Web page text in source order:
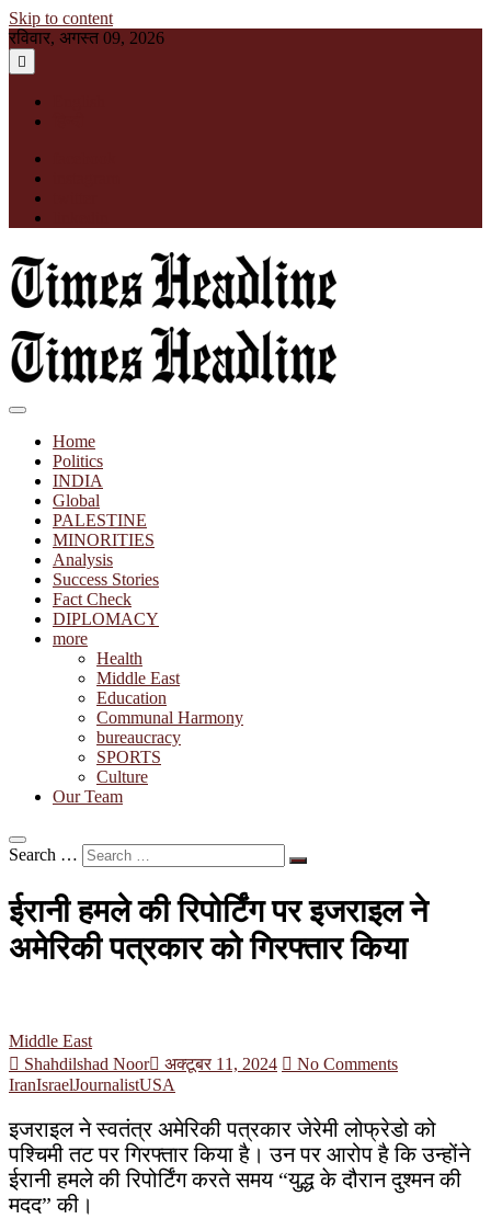
Skip to content
रविवार, अगस्त 09, 2026
Times Headline
Home
Politics
INDIA
Global
PALESTINE
MINORITIES
Analysis
Success Stories
Fact Check
DIPLOMACY
more
Health
Middle East
Education
Communal Harmony
bureaucracy
SPORTS
Culture
Our Team
Search …
ईरानी हमले की रिपोर्टिंग पर इजराइल ने
अमेरिकी पत्रकार को गिरफ्तार किया
Middle East
Shahdilshad Noor
अक्टूबर 11, 2024
No Comments
IranIsraelJournalistUSA
इजराइल ने स्वतंत्र अमेरिकी पत्रकार जेरेमी लोफ्रेडो को
पश्चिमी तट पर गिरफ्तार किया है। उन पर आरोप है कि उन्होंने
ईरानी हमले की रिपोर्टिंग करते समय “युद्ध के दौरान दुश्मन की
मदद” की।